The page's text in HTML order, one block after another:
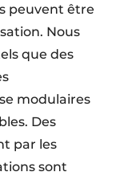
peuvent être
Nous
que des
modulaires
Des
par les
sont